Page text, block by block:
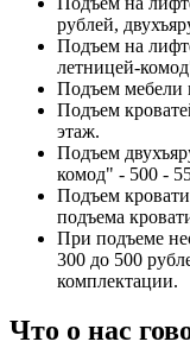
рублей,
Подъем на
летницей-
Подъем мебели
Подъем
этаж.
Подъем
комод" - 500 -
Подъем
подъема
При подъеме
300 до 500
комплектации.
Что о нас